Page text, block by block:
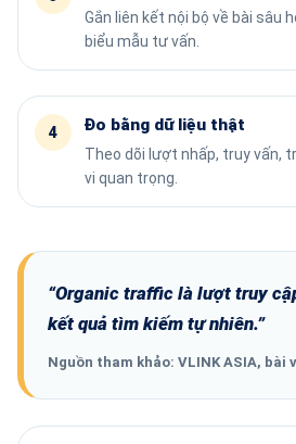
Gắn liên kết nội bộ về bài sâu
biểu mẫu tư vấn.
Đo bằng dữ liệu thật
Theo dõi lượt nhấp, truy vấn,
vi quan trọng.
“Organic traffic là lượt truy
kết quả tìm kiếm tự nhiên.”
Nguồn tham khảo: VLINK ASIA,